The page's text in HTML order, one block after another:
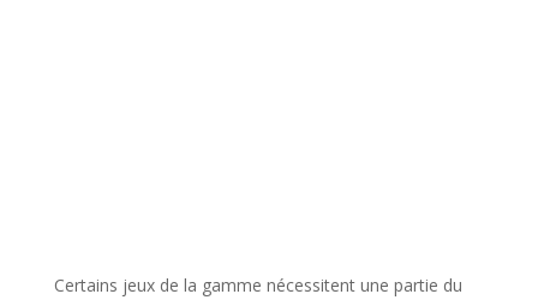
Certains jeux de la gamme nécessitent une partie du